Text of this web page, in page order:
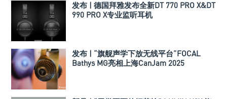
发布 | 德国拜雅发布全新DT 770 PRO X&DT
990 PRO X专业监听耳机
发布 | “旗舰声学下放无线平台”FOCAL
Bathys MG亮相上海CanJam 2025